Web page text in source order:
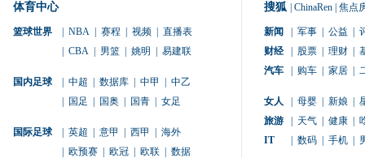
体育中心
篮球世界 NBA 赛程 视频
直播表
CBA 男篮 姚明 易建联
国内足球 中超 数据库 中甲
中乙
国足 国奥 国青 女足
国际足球 英超 意甲 西甲
海外
欧预赛 欧冠 欧联 数据
搜狐 ChinaRen 焦点
新闻 军事 公益
财经
股票 理财
汽车
购车 家居
女人 母婴 新娘
旅游
天气 健康
IT
数码 手机